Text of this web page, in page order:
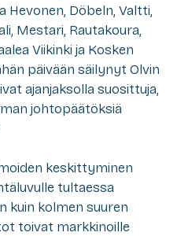
Hevonen, Döbeln, Valtti,
Mestari, Rautakoura,
Viikinki ja Kosken
päivään säilynyt Olvin
ajanjaksolla suosittuja,
johtopäätöksiä
keskittyminen
tultaessa
kuin kolmen suuren
toivat markkinoille